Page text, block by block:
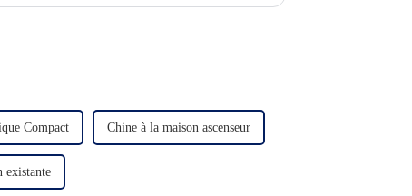
Compact Chine à la maison ascenseur
existante